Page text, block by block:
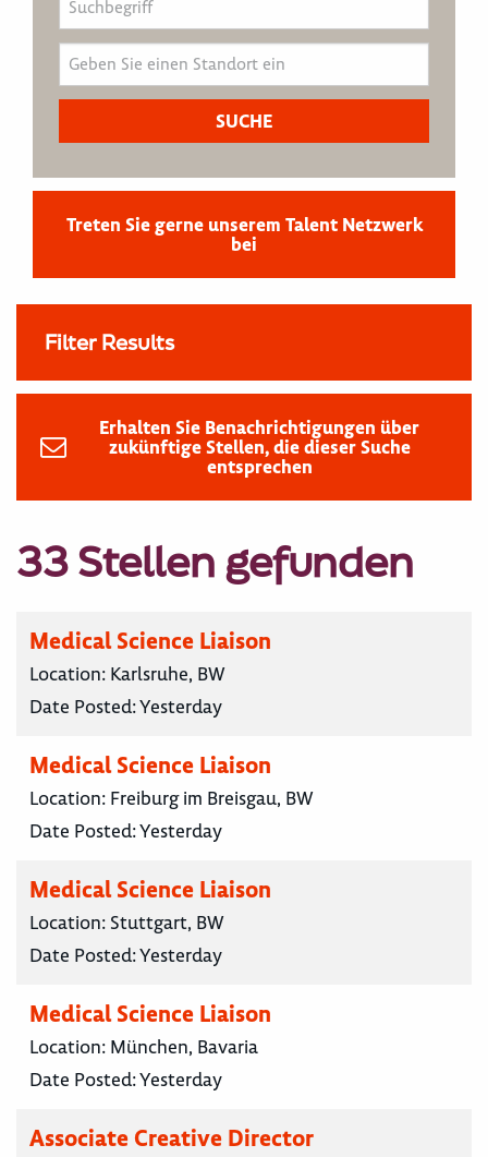
Treten Sie gerne unserem Talent Netzwerk
bei
Filter Results
Erhalten Sie Benachrichtigungen über
zukünftige Stellen, die dieser Suche
entsprechen
33 Stellen gefunden
Medical Science Liaison
Location: Karlsruhe, BW
Date Posted:Yesterday
Medical Science Liaison
Location: Freiburg im Breisgau, BW
Date Posted:Yesterday
Medical Science Liaison
Location: Stuttgart, BW
Date Posted:Yesterday
Medical Science Liaison
Location: München, Bavaria
Date Posted:Yesterday
Associate Creative Director